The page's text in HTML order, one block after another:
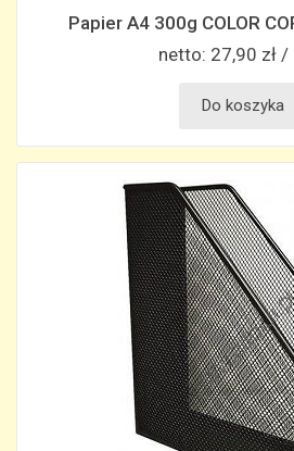
Papier A4 300g COLOR
netto: 27,90 zł /
Do koszyka